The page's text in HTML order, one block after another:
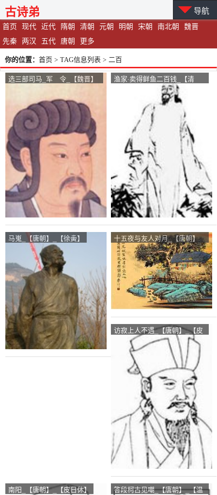
首页 现代 近代 隋朝 清朝 元朝 明朝 宋朝 南北朝
魏晋
先秦
两汉 五代 唐朝 更多
古诗弟 导航
你的位置： 首页 > TAG信息列表 > 二百
选三部司马_军 令_【魏晋】
渔家·卖得鲜鱼二百钱_【清
马嵬_【唐朝】_【徐夤】
十五夜与友人对月_【唐朝】
_【张蠙】
访寂上人不遇_【唐朝】_【皮
日休】
南阳_【唐朝】_【皮日休】
答段柯古见嘲_【唐朝】_【温